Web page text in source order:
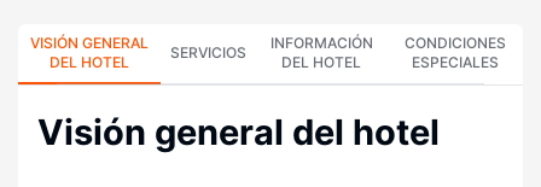
VISIÓN GENERAL
DEL HOTEL
SERVICIOS
INFORMACIÓN
DEL HOTEL
CONDICIONES
ESPECIALES
Visión general del hotel